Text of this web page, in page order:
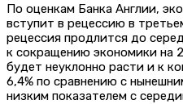
По оценкам Банка Англии,
вступит в рецессию в
рецессия продлится до
к сокращению экономики на
будет неуклонно расти и к
6,4% по сравнению с
низким показателем с